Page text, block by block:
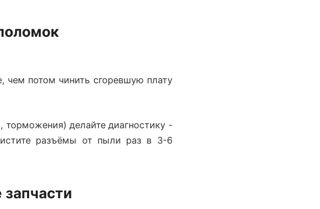
чем потом чинить сгоревшую плату
делайте диагностику -
разъёмы от пыли раз в 3-6